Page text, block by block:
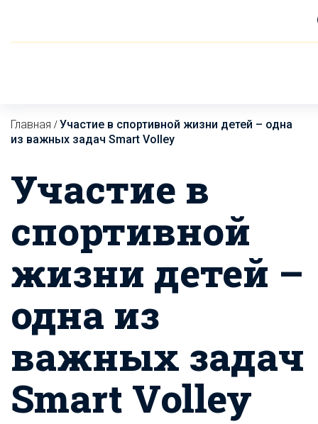
Главная /Участие в спортивной жизни детей – одна
из важных задач Smart Volley
Участие в
спортивной
жизни детей –
одна из
важных задач
Smart Volley